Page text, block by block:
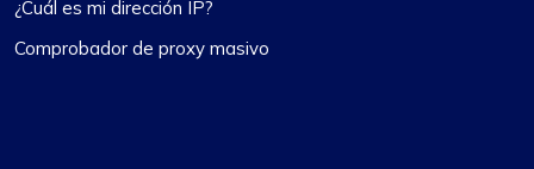
¿Cuál es mi dirección IP?
Comprobador de proxy masivo